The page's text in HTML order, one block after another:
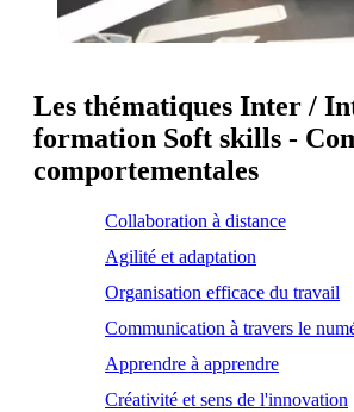
Les thématiques Inter /
formation Soft skills -
comportementales
Collaboration à distance
Agilité et adaptation
Organisation efficace du travail
Communication à travers le
Apprendre à apprendre
Créativité et sens de l'innovation